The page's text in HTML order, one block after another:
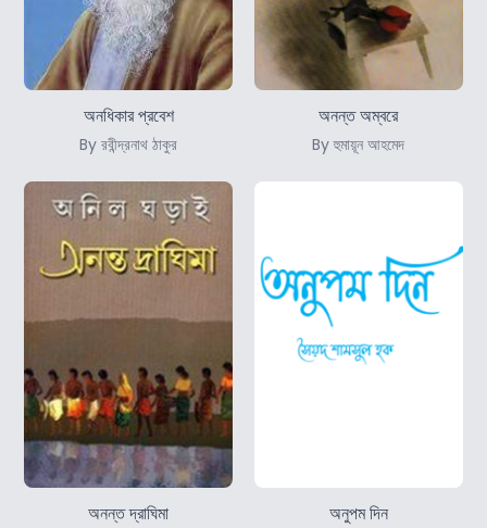
অনধিকার প্রবেশ
By রবীন্দ্রনাথ ঠাকুর
অনন্ত অম্বরে
By হুমায়ূন আহমেদ
অনন্ত দ্রাঘিমা অনুপম দিন